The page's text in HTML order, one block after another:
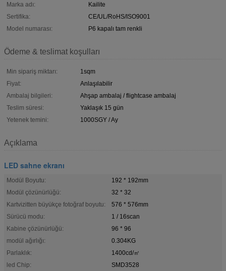
Marka adı:
Kailite
Sertifika:
CE/UL/RoHS/ISO9001
Model numarası:
P6 kapalı tam renkli
Ödeme & teslimat koşulları
Min sipariş miktarı:
1sqm
Fiyat:
Anlaşılabilir
Ambalaj bilgileri:
Ahşap ambalaj / flightcase ambalaj
Teslim süresi:
Yaklaşık 15 gün
Yetenek temini:
1000SGY / Ay
Açıklama
LED sahne ekranı
Modül Boyutu:
192 * 192mm
Modül çözünürlüğü:
32 * 32
Kartvizitten büyükçe fotoğraf boyutu:
576 * 576mm
Sürücü modu:
1 / 16scan
Kabine çözünürlüğü:
96 * 96
modül ağırlığı:
0.304KG
Parlaklık:
1400cd/㎡
led Chip:
SMD3528